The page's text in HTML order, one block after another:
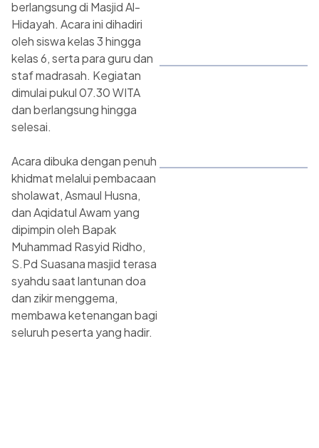
berlangsung di Masjid Al-
Hidayah. Acara ini dihadiri
oleh siswa kelas 3 hingga
kelas 6, serta para guru dan
staf madrasah. Kegiatan
dimulai pukul 07.30 WITA
dan berlangsung hingga
selesai.
Acara dibuka dengan penuh
khidmat melalui pembacaan
sholawat, Asmaul Husna,
dan Aqidatul Awam yang
dipimpin oleh Bapak
Muhammad Rasyid Ridho,
S.Pd Suasana masjid terasa
syahdu saat lantunan doa
dan zikir menggema,
membawa ketenangan bagi
seluruh peserta yang hadir.